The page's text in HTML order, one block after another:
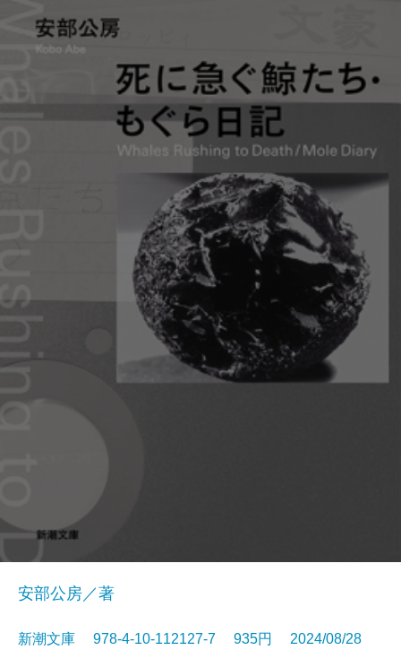
安部公房／著
新潮文庫 978-4-10-112127-7 935円 2024/08/28